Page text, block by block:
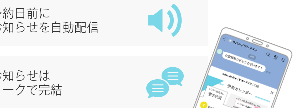
日前に
知らせを自動配信
知らせは
ークで完結